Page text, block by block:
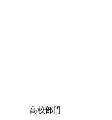
高校部門